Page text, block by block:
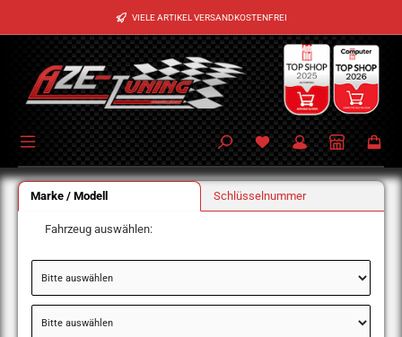
Zum Hauptinhalt springen VIELE ARTIKEL VERSANDKOSTENFREI
Marke / Modell Schlüsselnummer
Fahrzeug auswählen: